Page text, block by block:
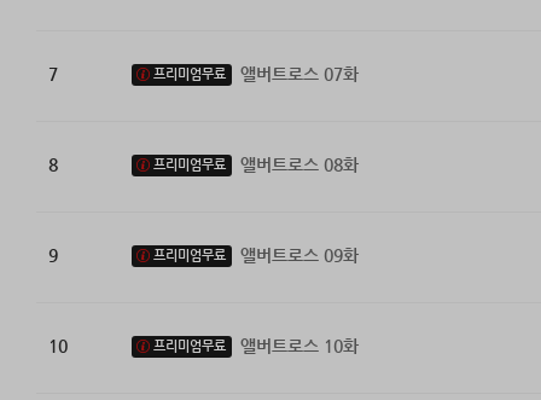
7 프리미엄무료 앨버트로스 07화
8 프리미엄무료 앨버트로스 08화
9 프리미엄무료 앨버트로스 09화
10 프리미엄무료 앨버트로스 10화